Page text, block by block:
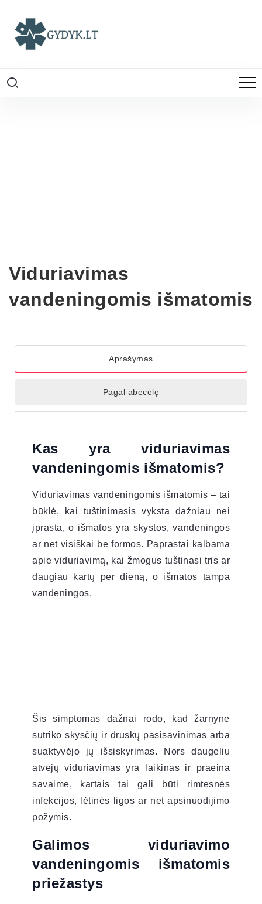
Viduriavimas
vandeningomis išmatomis
Aprašymas
Pagal abėcėlę
Kas yra viduriavimas
vandeningomis išmatomis?
Viduriavimas vandeningomis išmatomis – tai
būklė, kai tuštinimasis vyksta dažniau nei
įprasta, o išmatos yra skystos, vandeningos
ar net visiškai be formos. Paprastai kalbama
apie viduriavimą, kai žmogus tuštinasi tris ar
daugiau kartų per dieną, o išmatos tampa
vandeningos.
Šis simptomas dažnai rodo, kad žarnyne
sutriko skysčių ir druskų pasisavinimas arba
suaktyvėjo jų išsiskyrimas. Nors daugeliu
atvejų viduriavimas yra laikinas ir praeina
savaime, kartais tai gali būti rimtesnės
infekcijos, lėtinės ligos ar net apsinuodijimo
požymis.
Galimos viduriavimo
vandeningomis išmatomis
priežastys